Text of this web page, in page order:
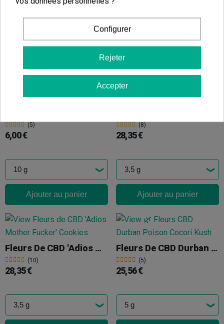
(5)
6,00 €
Ajouter au panier
(8)
28,35 €
Ajouter au panier
Fleurs De CBD 'Adios Mother Fucker' Cookies
(10)
28,35 €
Fleurs De CBD Durban Poison Cocori Kush
(5)
25,56 €
Configurer
Rejeter
Accepter